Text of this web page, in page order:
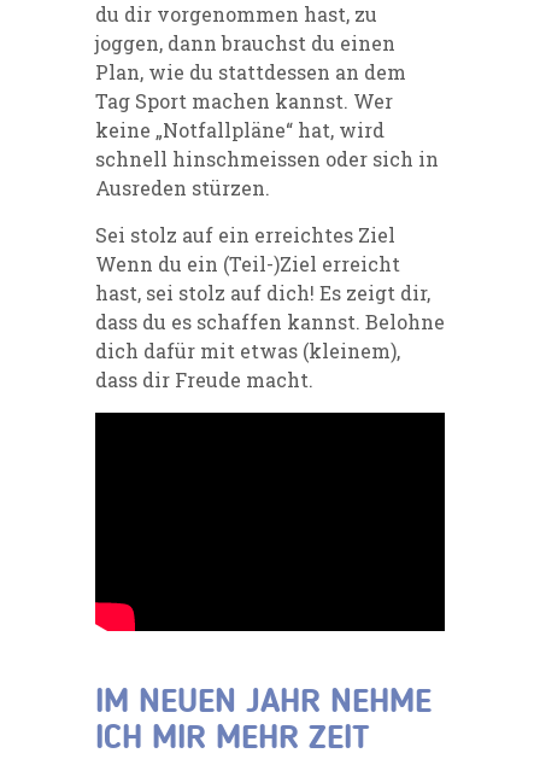
du dir vorgenommen hast, zu
joggen, dann brauchst du einen
Plan, wie du stattdessen an dem
Tag Sport machen kannst. Wer
keine „Notfallpläne“ hat, wird
schnell hinschmeissen oder sich in
Ausreden stürzen.
Sei stolz auf ein erreichtes Ziel
Wenn du ein (Teil-)Ziel erreicht
hast, sei stolz auf dich! Es zeigt dir,
dass du es schaffen kannst. Belohne
dich dafür mit etwas (kleinem),
dass dir Freude macht.
IM NEUEN JAHR NEHME
ICH MIR MEHR ZEIT